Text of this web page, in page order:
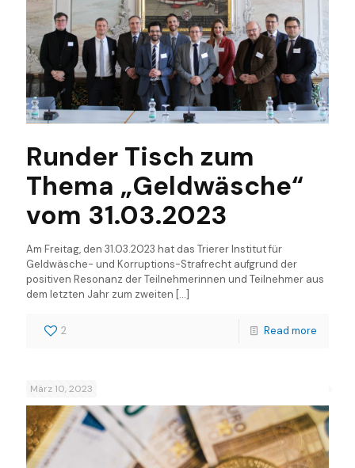
Runder Tisch zum
Thema „Geldwäsche“
vom 31.03.2023
Am Freitag, den 31.03.2023 hat das Trierer Institut für
Geldwäsche- und Korruptions-Strafrecht aufgrund der
positiven Resonanz der Teilnehmerinnen und Teilnehmer aus
dem letzten Jahr zum zweiten […]
2 Read more
März 10, 2023